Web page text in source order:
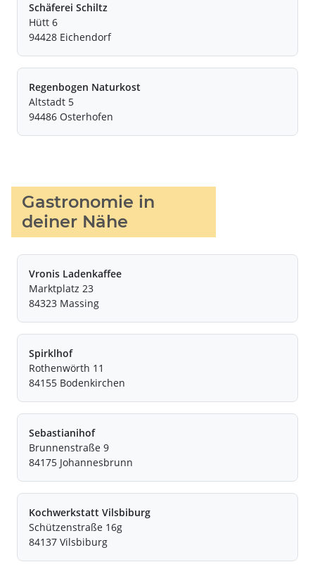
Schäferei Schiltz
Hütt 6
94428 Eichendorf
Regenbogen Naturkost
Altstadt 5
94486 Osterhofen
Gastronomie in
deiner Nähe
Vronis Ladenkaffee
Marktplatz 23
84323 Massing
Spirklhof
Rothenwörth 11
84155 Bodenkirchen
Sebastianihof
Brunnenstraße 9
84175 Johannesbrunn
Kochwerkstatt Vilsbiburg
Schützenstraße 16g
84137 Vilsbiburg